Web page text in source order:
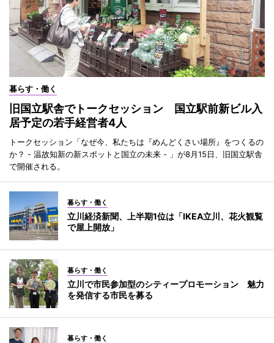
暮らす・働く
旧国立駅舎でトークセッション 国立駅前新ビル入
居予定の若手経営者4人
トークセッション「なぜ今、私たちは『めんどくさい場所』をつくるの
か？ - 温故知新の新スポットと国立の未来 - 」が8月15日、旧国立駅舎
で開催される。
暮らす・働く
立川経済新聞、上半期1位は「IKEA立川、花火観覧
で屋上開放」
暮らす・働く
立川で市民参加型のシティープロモーション 魅力
を発信する市民を募る
暮らす・働く